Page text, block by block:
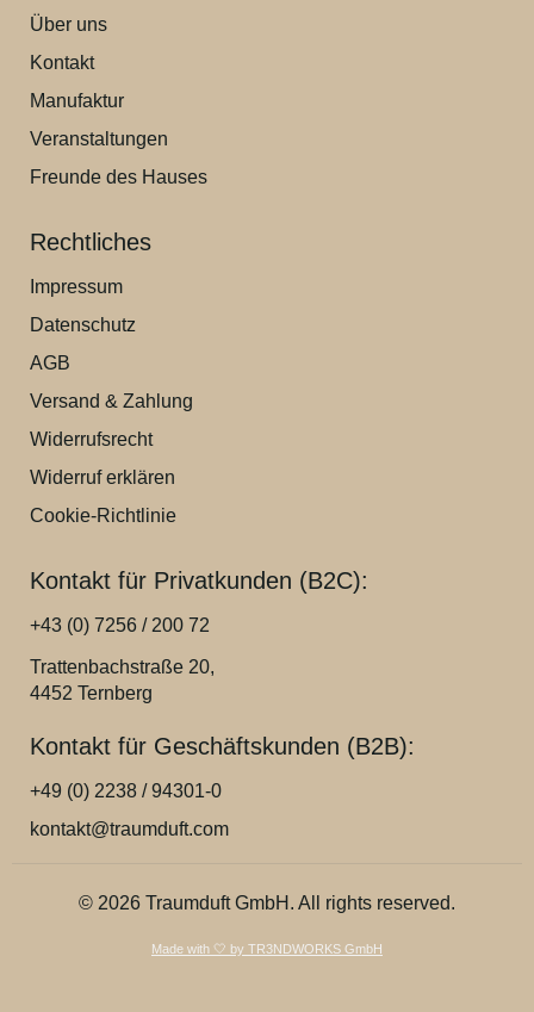
Über uns
Kontakt
Manufaktur
Veranstaltungen
Freunde des Hauses
Rechtliches
Impressum
Datenschutz
AGB
Versand & Zahlung
Widerrufsrecht
Widerruf erklären
Cookie-Richtlinie
Kontakt für Privatkunden (B2C):
+43 (0) 7256 / 200 72
Trattenbachstraße 20,
4452 Ternberg
Kontakt für Geschäftskunden (B2B):
+49 (0) 2238 / 94301-0
kontakt@traumduft.com
© 2026 Traumduft GmbH. All rights reserved.
Made with 🤍 by TR3NDWORKS GmbH